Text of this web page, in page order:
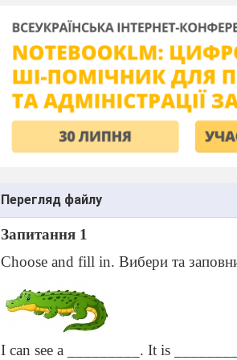
Перегляд файлу
Запитання 1
Choose and fill in. Вибери та
I can see a _________. It is